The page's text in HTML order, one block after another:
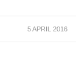
5 APRIL 2016